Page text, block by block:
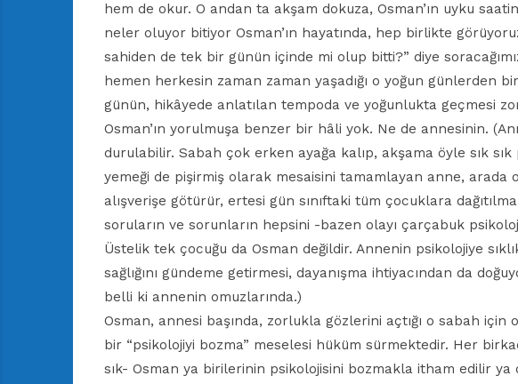
hem de okur. O andan ta akşam dokuza, Osman’ın uyku
neler oluyor bitiyor Osman’ın hayatında, hep birlikte
sahiden de tek bir günün içinde mi olup bitti?” diye
hemen herkesin zaman zaman yaşadığı o yoğun günlerden
günün, hikâyede anlatılan tempoda ve yoğunlukta geçmesi
Osman’ın yorulmuşa benzer bir hâli yok. Ne de annesinin.
durulabilir. Sabah çok erken ayağa kalıp, akşama öyle sık
yemeği de pişirmiş olarak mesaisini tamamlayan anne, arada
alışverişe götürür, ertesi gün sınıftaki tüm çocuklara
soruların ve sorunların hepsini -bazen olayı çarçabuk
Üstelik tek çocuğu da Osman değildir. Annenin psikolojiye
sağlığını gündeme getirmesi, dayanışma ihtiyacından da
belli ki annenin omuzlarında.)
Osman, annesi başında, zorlukla gözlerini açtığı o sabah için
bir “psikolojiyi bozma” meselesi hüküm sürmektedir. Her
sık- Osman ya birilerinin psikolojisini bozmakla itham edilir ya